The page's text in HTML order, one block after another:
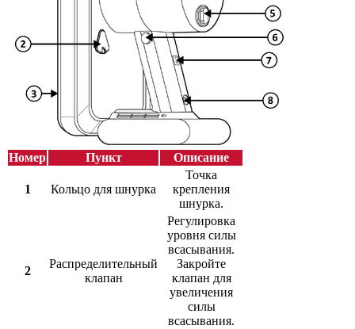
Номер Пункт Описание
1 Кольцо для шнурка
Точка
крепления
шнурка.
2
Распределительный
клапан
Регулировка
уровня силы
всасывания.
Закройте
клапан для
увеличения
силы
всасывания.